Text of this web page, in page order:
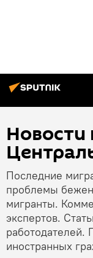
Новости
Последние
проблемы
мигранты.
экспертов.
работодателей.
иностранных